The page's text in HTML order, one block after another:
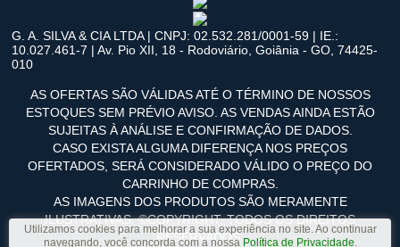
Utilizamos cookies para melhorar a sua experiência no site. Ao continuar
navegando, você concorda com a nossa Política de Privacidade.
G. A. SILVA & CIA LTDA | CNPJ: 02.532.281/0001-59 | IE.:
10.027.461-7 | Av. Pio XII, 18 - Rodoviário, Goiânia - GO, 74425-
010
AS OFERTAS SÃO VÁLIDAS ATÉ O TÉRMINO DE NOSSOS
ESTOQUES SEM PRÉVIO AVISO. AS VENDAS AINDA ESTÃO
SUJEITAS À ANÁLISE E CONFIRMAÇÃO DE DADOS.
CASO EXISTA ALGUMA DIFERENÇA NOS PREÇOS
OFERTADOS, SERÁ CONSIDERADO VÁLIDO O PREÇO DO
CARRINHO DE COMPRAS.
AS IMAGENS DOS PRODUTOS SÃO MERAMENTE
ILUSTRATIVAS. ©COPYRIGHT. TODOS OS DIREITOS
RESERVADOS.